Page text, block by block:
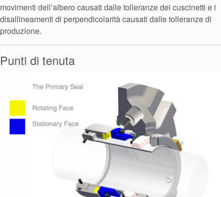
brochure prodotto
movimenti dell’albero causati dalle tolleranze dei cuscinetti e i
disallineamenti di perpendicolarità causati dalle tolleranze di
produzione.
Punti di tenuta